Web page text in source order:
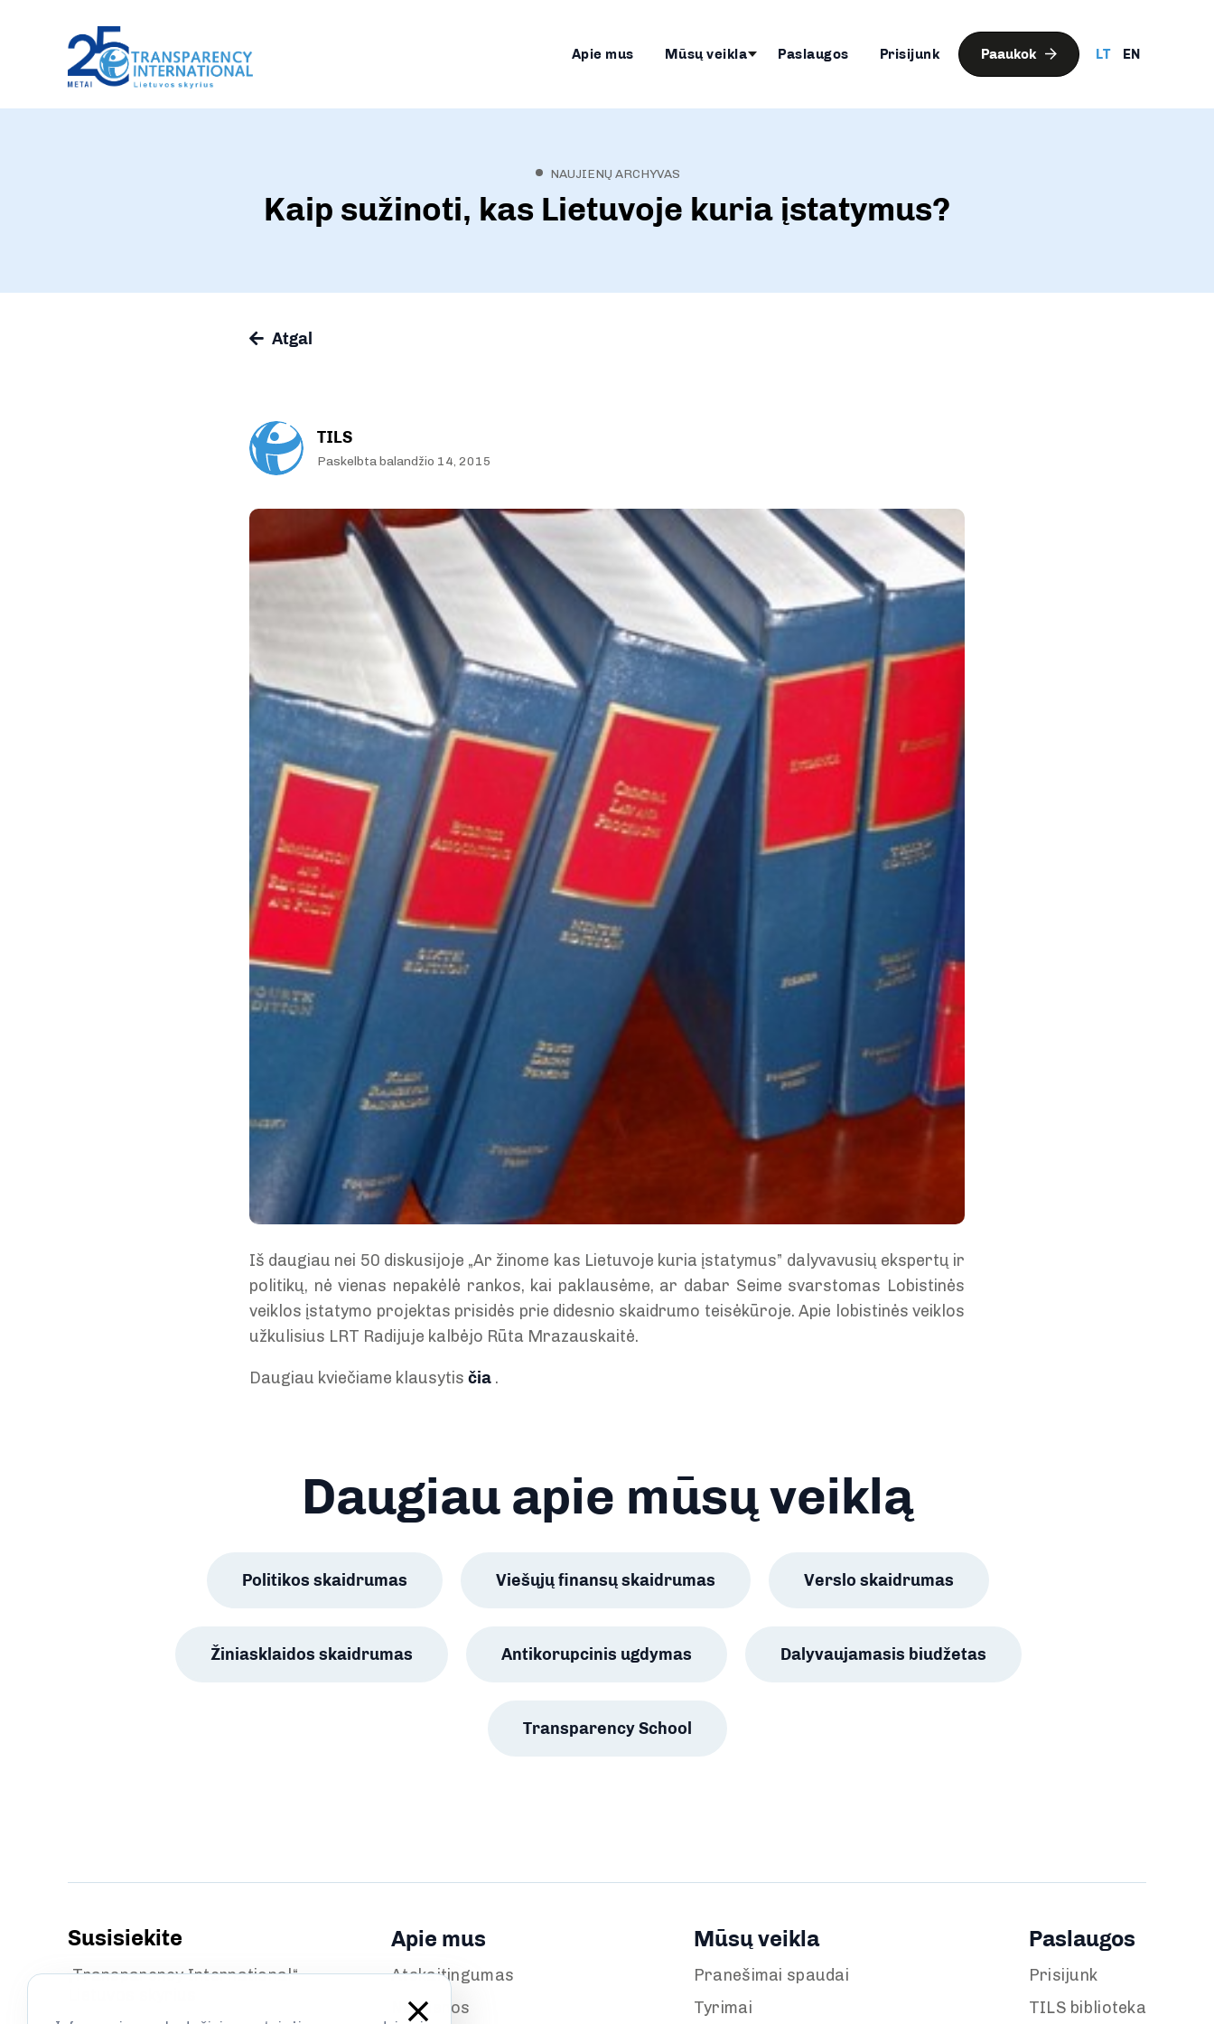
Apie mus Mūsų veikla Paslaugos Prisijunk Paaukok LT EN
NAUJIENŲ ARCHYVAS
Kaip sužinoti, kas Lietuvoje kuria įstatymus?
Atgal
TILS
Paskelbta balandžio 14, 2015
Iš daugiau nei 50 diskusijoje „Ar žinome kas Lietuvoje kuria įstatymus” dalyvavusių ekspertų ir
politikų, nė vienas nepakėlė rankos, kai paklausėme, ar dabar Seime svarstomas Lobistinės
veiklos įstatymo projektas prisidės prie didesnio skaidrumo teisėkūroje. Apie lobistinės veiklos
užkulisius LRT Radijuje kalbėjo Rūta Mrazauskaitė.
Daugiau kviečiame klausytis čia .
Daugiau apie mūsų veiklą
Politikos skaidrumas Viešųjų finansų skaidrumas Verslo skaidrumas
Žiniasklaidos skaidrumas Antikorupcinis ugdymas Dalyvaujamasis biudžetas
Transparency School
Susisiekite
„Transparency International“
Apie mus
Atskaitingumas
Naujienos
Mūsų veikla
Pranešimai spaudai
Tyrimai
Paslaugos
Prisijunk
TILS biblioteka